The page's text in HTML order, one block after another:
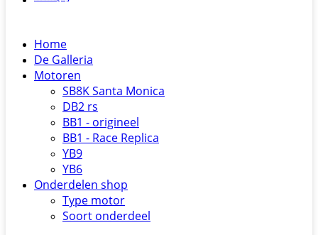
Home
De Galleria
Motoren
SB8K Santa Monica
DB2 rs
BB1 - origineel
BB1 - Race Replica
YB9
YB6
Onderdelen shop
Type motor
Soort onderdeel